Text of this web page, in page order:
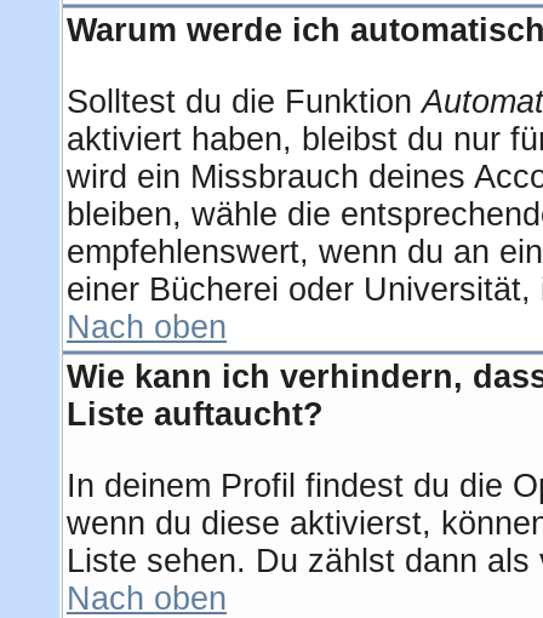
Warum werde ich
Solltest du die Funktion
aktiviert haben, bleibst du nur
wird ein Missbrauch deines
bleiben, wähle die
empfehlenswert, wenn du an
einer Bücherei oder
Nach oben
Wie kann ich verhindern,
Liste auftaucht?
In deinem Profil findest du die
wenn du diese aktivierst,
Liste sehen. Du zählst dann
Nach oben